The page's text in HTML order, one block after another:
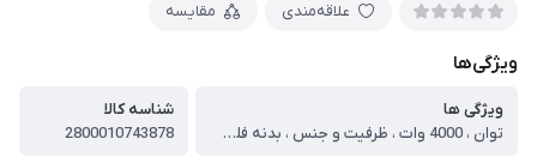
علاقه‌مندی مقایسه
ویژگی‌ها
ویژگی ها
توان ، 4000 وات ، ظرفیت و جنس ، بدنه فلزی, ظرف فلزی استیل 500 گرم ، امکانات ، تیغه های فولادی با روکش استیل ، قابلیت ها ، دارای قفل حفاظتی / خنک کننده موتور / تنظیم سرعت
شناسه کالا
2800010743878